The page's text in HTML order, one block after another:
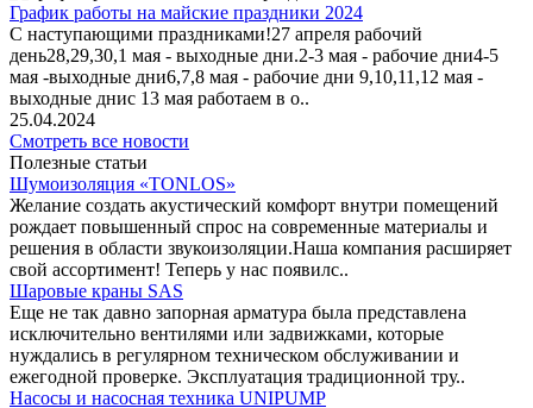
График работы на майские праздники 2024
С наступающими праздниками!27 апреля рабочий
день28,29,30,1 мая - выходные дни.2-3 мая - рабочие дни4-5
мая -выходные дни6,7,8 мая - рабочие дни 9,10,11,12 мая -
выходные днис 13 мая работаем в о..
25.04.2024
Смотреть все новости
Полезные статьи
Шумоизоляция «TONLOS»
Желание создать акустический комфорт внутри помещений
рождает повышенный спрос на современные материалы и
решения в области звукоизоляции.Наша компания расширяет
свой ассортимент! Теперь у нас появилс..
Шаровые краны SAS
Еще не так давно запорная арматура была представлена
исключительно вентилями или задвижками, которые
нуждались в регулярном техническом обслуживании и
ежегодной проверке. Эксплуатация традиционной тру..
Насосы и насосная техника UNIPUMP